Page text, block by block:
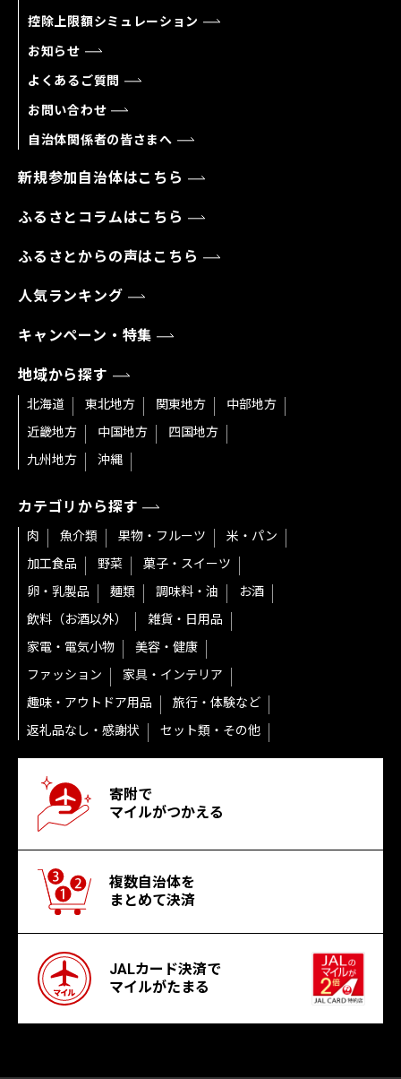
控除上限額シミュレーション
お知らせ
よくあるご質問
お問い合わせ
自治体関係者の皆さまへ
新規参加自治体はこちら
ふるさとコラムはこちら
ふるさとからの声はこちら
人気ランキング
キャンペーン・特集
地域から探す
北海道 東北地方 関東地方
中部地方
近畿地方
中国地方
四国地方
九州地方
沖縄
カテゴリから探す
肉 魚介類 果物・フルーツ
米・パン
加工食品
野菜
菓子・スイーツ
卵・乳製品
麺類 調味料・油
お酒
飲料（お酒以外）
雑貨・日用品
家電・電気小物
美容・健康
ファッション
家具・インテリア
趣味・アウトドア用品
旅行・体験など
返礼品なし・感謝状
セット類・その他
寄附で
マイルがつかえる
複数自治体を
まとめて決済
JALカード決済で
マイルがたまる